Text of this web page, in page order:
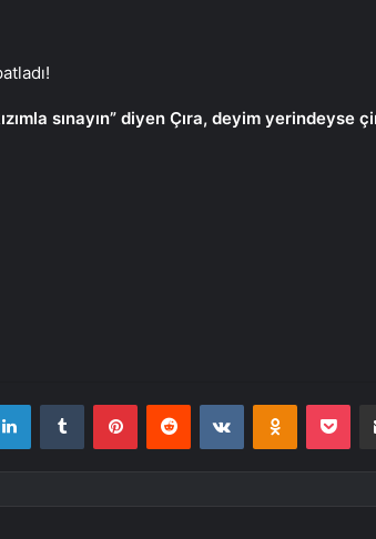
sınayın” diyen Çıra, deyim
LinkedInTumblr PinterestReddit VKontakte